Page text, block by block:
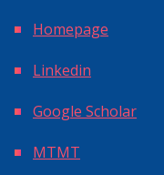
Homepage
Linkedin
Google Scholar
MTMT